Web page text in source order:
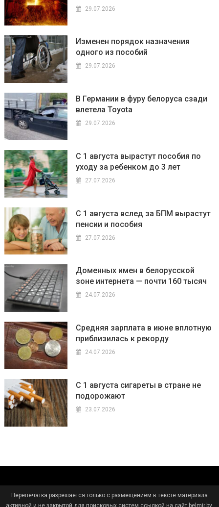
29.07.2026
Изменен порядок назначения
одного из пособий
29.07.2026
В Германии в фуру белоруса сзади
влетела Toyota
29.07.2026
С 1 августа вырастут пособия по
уходу за ребенком до 3 лет
27.07.2026
С 1 августа вслед за БПМ вырастут
пенсии и пособия
27.07.2026
Доменных имен в белорусской
зоне интернета — почти 160 тысяч
24.07.2026
Средняя зарплата в июне вплотную
приблизилась к рекорду
24.07.2026
С 1 августа сигареты в стране не
подорожают
23.07.2026
Перепечатка разрешается только с размещением в тексте материала
активной и не закрытой для поисковых систем ссылкой на сайт belmir.by.